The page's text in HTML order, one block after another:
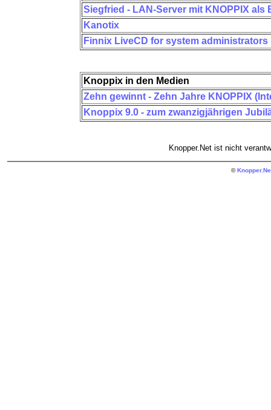
Siegfried - LAN-Server mit KNOPPIX als
Kanotix
Finnix LiveCD for system administrators
Knoppix in den Medien
Zehn gewinnt - Zehn Jahre KNOPPIX
Knoppix 9.0 - zum zwanzigjährigen
Knopper.Net ist nicht
©